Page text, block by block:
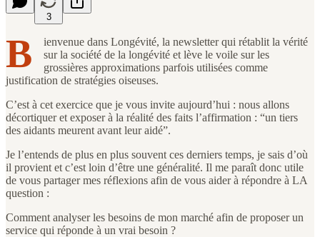
3
B
ienvenue dans Longévité, la newsletter qui rétablit la vérité
sur la société de la longévité et lève le voile sur les
grossières approximations parfois utilisées comme
justification de stratégies oiseuses.
C’est à cet exercice que je vous invite aujourd’hui : nous allons
décortiquer et exposer à la réalité des faits l’affirmation : “un tiers
des aidants meurent avant leur aidé”.
Je l’entends de plus en plus souvent ces derniers temps, je sais d’où
il provient et c’est loin d’être une généralité. Il me paraît donc utile
de vous partager mes réflexions afin de vous aider à répondre à LA
question :
Comment analyser les besoins de mon marché afin de proposer un
service qui réponde à un vrai besoin ?